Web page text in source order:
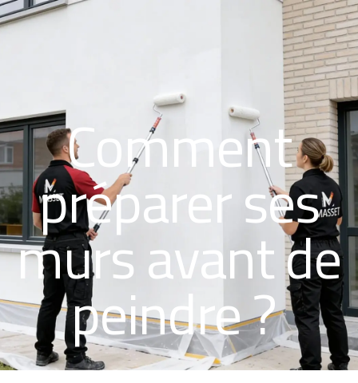
Comment
préparer ses
murs avant de
peindre ?